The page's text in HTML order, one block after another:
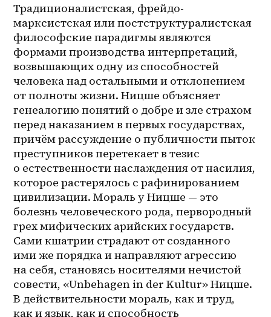
Традиционалистская, фрейдо-
марксистская или постструктуралистская
философские парадигмы являются
формами производства интерпретаций,
возвышающих одну из способностей
человека над остальными и отклонением
от полноты жизни. Ницше объясняет
генеалогию понятий о добре и зле страхом
перед наказанием в первых государствах,
причём рассуждение о публичности пыток
преступников перетекает в тезис
о естественности наслаждения от насилия,
которое растерялось с рафинированием
цивилизации. Мораль у Ницше — это
болезнь человеческого рода, первородный
грех мифических арийских государств.
Сами кшатрии страдают от созданного
ими же порядка и направляют агрессию
на себя, становясь носителями нечистой
совести, «Unbehagen in der Kultur» Ницше.
В действительности мораль, как и труд,
как и язык, как и способность